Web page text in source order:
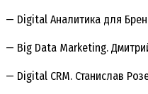
— Digital Аналитика для
— Big Data Marketing.
— Digital CRM. Станислав